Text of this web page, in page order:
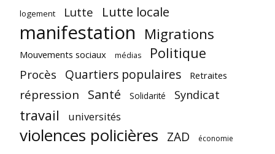
logement
Lutte Lutte locale
manifestation Migrations
Mouvements sociaux médias Politique
Procès Quartiers populaires Retraites
répression Santé Solidarité Syndicat
travail universités
violences policières ZAD économie